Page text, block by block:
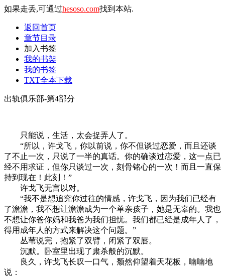
如果走丢,可通过hesoso.com找到本站.
返回首页
章节目录
加入书签
我的书架
我的书签
TXT全本下载
出轨俱乐部-第4部分
只能说，生活，太会捉弄人了。
“所以，许戈飞，你以前说，你不但谈过恋爱，而且还谈
了不止一次，只说了一半的真话。你的确谈过恋爱，这一点已
经不用求证，但你只谈过一次，刻骨铭心的一次！而且一直保
持到现在！此刻！”
许戈飞无言以对。
“我不是想追究你过往的情感，许戈飞，因为我们已经有
了澹澹，我不想让澹澹成为一个单亲孩子，她是无辜的。我也
不想让你爸你妈和我爸为我们担忧。我们都已经是成年人了，
得用成年人的方式来解决这个问题。”
丛苇说完，抱紧了双臂，闭紧了双唇。
沉默。卧室里出现了肃杀般的沉默。
良久，许戈飞长叹一口气，颓然仰望着天花板，喃喃地
说：